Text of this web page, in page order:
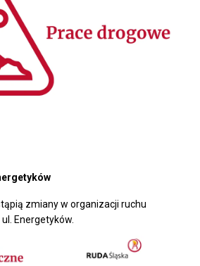
zmiany w organizacji ruchu
Energetyków.